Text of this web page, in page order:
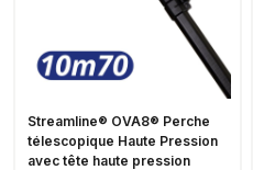
Streamline® OVA8® Perche
télescopique Haute Pression
avec tête haute pression